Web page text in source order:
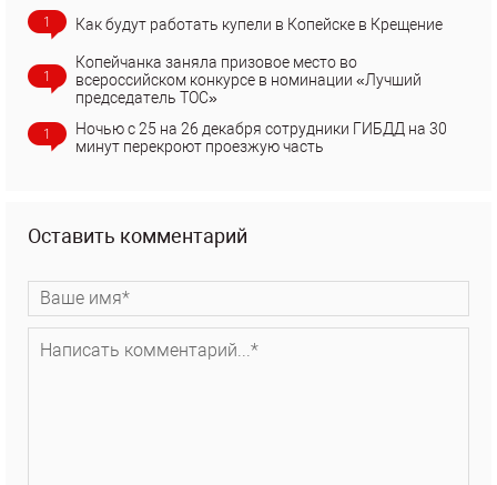
1 Как будут работать купели в Копейске в Крещение
1
Копейчанка заняла призовое место во
всероссийском конкурсе в номинации «Лучший
председатель ТОС»
1
Ночью с 25 на 26 декабря сотрудники ГИБДД на 30
минут перекроют проезжую часть
Оставить комментарий